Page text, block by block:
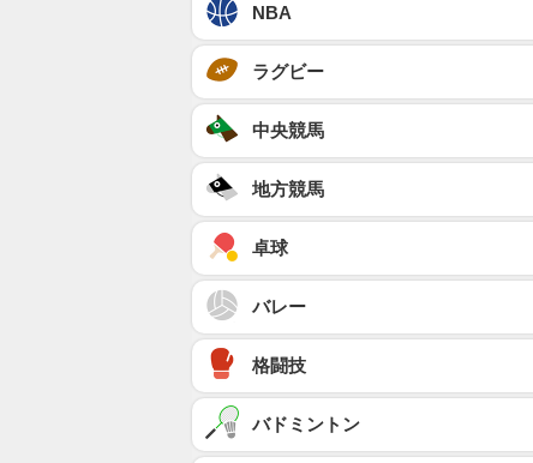
NBA
ラグビー
中央競馬
地方競馬
卓球
バレー
格闘技
バドミントン